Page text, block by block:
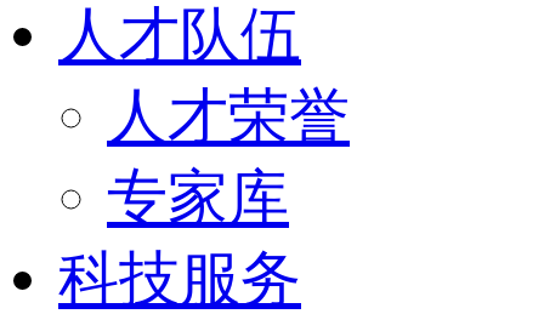
人才队伍
人才荣誉
专家库
科技服务